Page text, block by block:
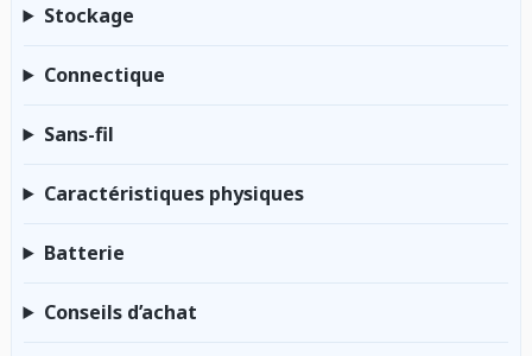
Stockage
Connectique
Sans-fil
Caractéristiques physiques
Batterie
Conseils d’achat